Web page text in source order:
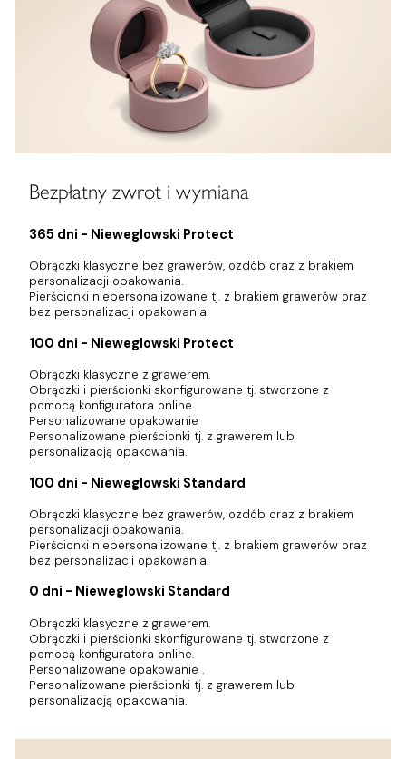
Bezpłatny zwrot i wymiana
365 dni - Nieweglowski Protect
Obrączki klasyczne bez grawerów, ozdób oraz z brakiem
personalizacji opakowania.
Pierścionki niepersonalizowane tj. z brakiem grawerów oraz
bez personalizacji opakowania.
100 dni - Nieweglowski Protect
Obrączki klasyczne z grawerem.
Obrączki i pierścionki skonfigurowane tj. stworzone z
pomocą konfiguratora online.
Personalizowane opakowanie
Personalizowane pierścionki tj. z grawerem lub
personalizacją opakowania.
100 dni - Nieweglowski Standard
Obrączki klasyczne bez grawerów, ozdób oraz z brakiem
personalizacji opakowania.
Pierścionki niepersonalizowane tj. z brakiem grawerów oraz
bez personalizacji opakowania.
0 dni - Nieweglowski Standard
Obrączki klasyczne z grawerem.
Obrączki i pierścionki skonfigurowane tj. stworzone z
pomocą konfiguratora online.
Personalizowane opakowanie .
Personalizowane pierścionki tj. z grawerem lub
personalizacją opakowania.